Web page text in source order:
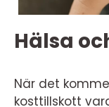
Hälsa
När det
kosttillskott